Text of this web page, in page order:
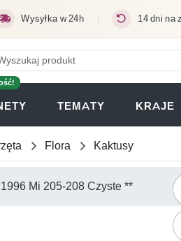
Wysyłka w 24h 14 dni na
(OTWIERA SIĘ W NOWEJ
TEMATY KRAJE
Flora Kaktusy